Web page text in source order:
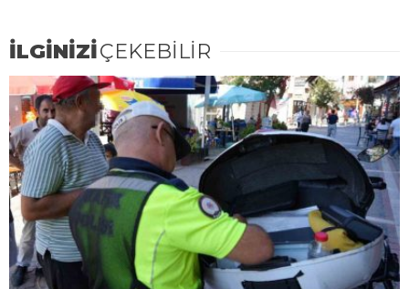
İLGİNİZİÇEKEBİLİR